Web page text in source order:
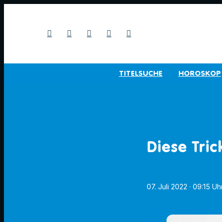
TITELSUCHE HOROSKOP
Diese
07. Juli 2022 · 09:15